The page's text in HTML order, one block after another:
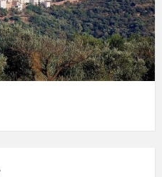
mare&quot;, d'Emma Zafon